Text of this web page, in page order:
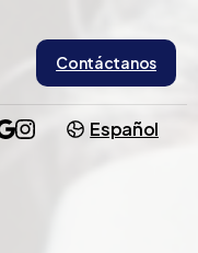
Contáctanos
Español